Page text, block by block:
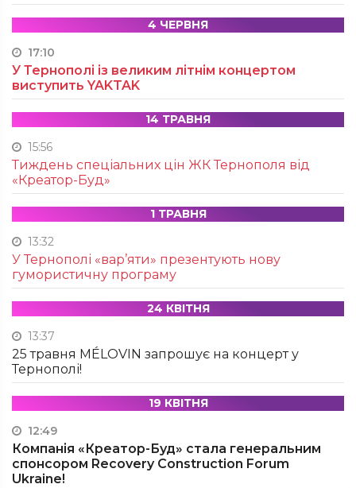
4 ЧЕРВНЯ
17:10
У Тернополі із великим літнім концертом
виступить YAKTAK
14 ТРАВНЯ
15:56
Тиждень спеціальних цін ЖК Тернополя від
«Креатор-Буд»
1 ТРАВНЯ
13:32
У Тернополі «вар’яти» презентують нову
гумористичну програму
24 КВІТНЯ
13:37
25 травня MÉLOVIN запрошує на концерт у
Тернополі!
19 КВІТНЯ
12:49
Компанія «Креатор-Буд» стала генеральним
спонсором Recovery Construction Forum
Ukraine!